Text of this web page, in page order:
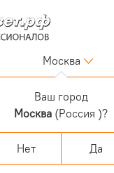
Москва
Войти
Регистрация
Корзина
0 позиций
Персональный раздел
Ваш город
Москва (Россия )?
Нет Да